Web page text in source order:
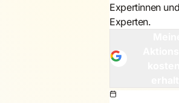
Expertinnen und
Experten.